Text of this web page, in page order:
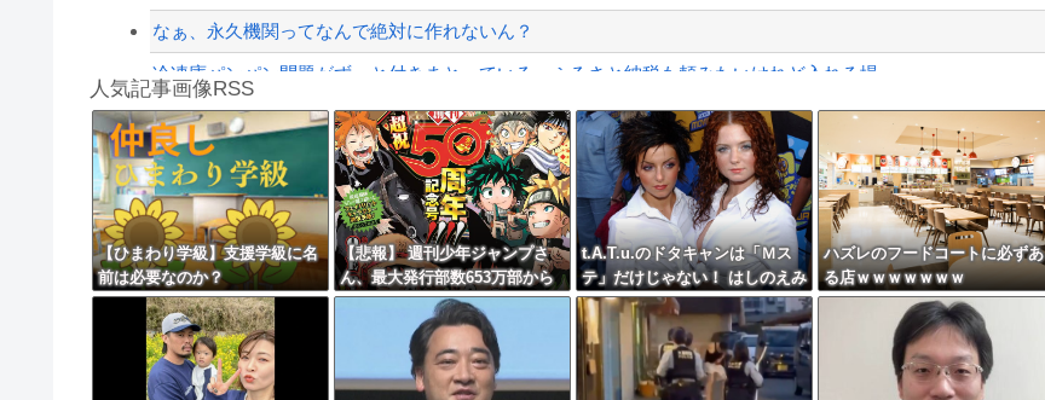
なぁ、永久機関ってなんで絶対に作れないん？
冷凍庫パンパン問題がずっと付きまとっている。ふるさと納税も頼みたいけれど入れる場...
【動画】名古屋栄で不良外人が警察官を突き飛ばす。逮捕しろやｗｗｗ
勇者♀「仲間に支払うはずのお金で新しい装備買っちゃったから>>3する」
8/4のニュース
日本旅行キャンセルすべきか…1万年ぶり史上最大級の火山の兆し＝韓国の反応
更新中止のお知らせ
海外「おめでとうタキ！」リヴァプール南野がバースデーゴール！！
人気記事画像RSS
【ひまわり学級】支援学級に名
前は必要なのか？
【悲報】 週刊少年ジャンプさ
ん、最大発行部数653万部から
急降下でついに100万部を割っ
てしまうｗｗｗｗｗｗｗ
t.A.T.u.のドタキャンは「Ｍス
テ」だけじゃない！ はしのえみ
「来なかったんですよ…」
ハズレのフードコートに必ずあ
る店ｗｗｗｗｗｗｗ